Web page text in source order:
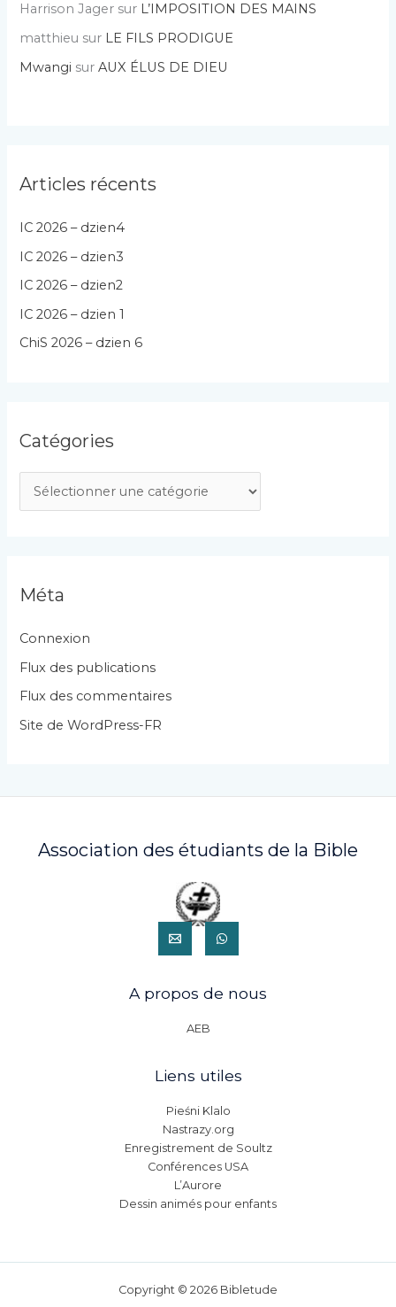
Harrison Jager sur L’IMPOSITION DES MAINS
matthieu sur LE FILS PRODIGUE
Mwangi surAUX ÉLUS DE DIEU
Articles récents
IC 2026 – dzien4
IC 2026 – dzien3
IC 2026 – dzien2
IC 2026 – dzien 1
ChiS 2026 – dzien 6
Catégories
a
g
r
i
e
Méta
Connexion
Flux des publications
Flux des commentaires
Site de WordPress-FR
Association des étudiants de la Bible
A propos de nous
AEB
Liens utiles
Pieśni Klalo
Nastrazy.org
Enregistrement de Soultz
Conférences USA
L’Aurore
Dessin animés pour enfants
Copyright © 2026 Bibletude